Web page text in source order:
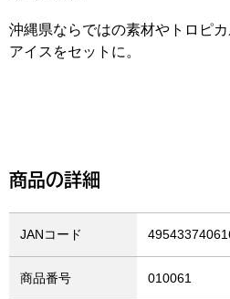
沖縄県ならではの素材やトロピ
アイスをセットに。
商品の詳細
JANコード
商品番号 010061